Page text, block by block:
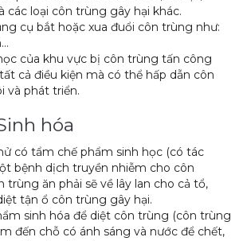
các loại côn trùng gây hại khác.
cụ bắt hoặc xua đuổi côn trùng như:
của khu vực bị côn trùng tấn công
cả điều kiện mà có thể hấp dẫn côn
và phát triển.
hóa
có tẩm chế phẩm sinh học (có tác
bệnh dịch truyền nhiễm cho côn
trùng ăn phải sẽ về lây lan cho cả tổ,
tận ổ côn trùng gây hại.
sinh hóa để diệt côn trùng (côn trùng
đến chỗ có ánh sáng và nước để chết,